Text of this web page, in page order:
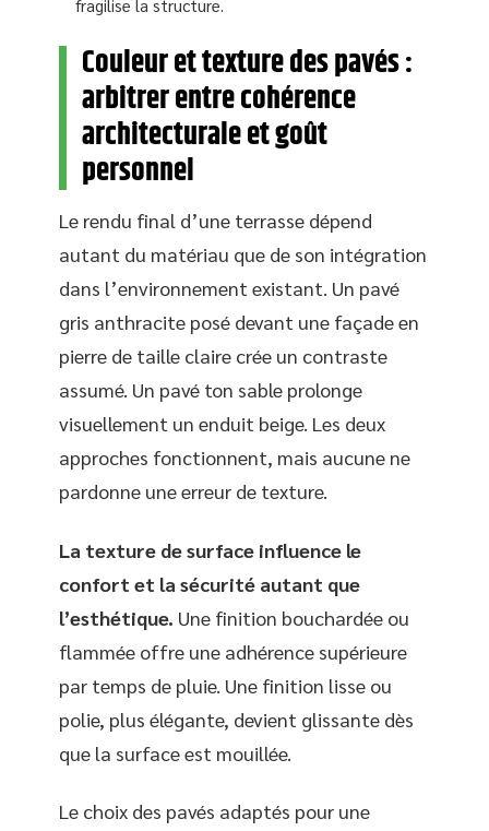
fragilise la structure.
Couleur et texture des pavés :
arbitrer entre cohérence
architecturale et goût
personnel
Le rendu final d’une terrasse dépend
autant du matériau que de son intégration
dans l’environnement existant. Un pavé
gris anthracite posé devant une façade en
pierre de taille claire crée un contraste
assumé. Un pavé ton sable prolonge
visuellement un enduit beige. Les deux
approches fonctionnent, mais aucune ne
pardonne une erreur de texture.
La texture de surface influence le
confort et la sécurité autant que
l’esthétique. Une finition bouchardée ou
flammée offre une adhérence supérieure
par temps de pluie. Une finition lisse ou
polie, plus élégante, devient glissante dès
que la surface est mouillée.
Le choix des pavés adaptés pour une